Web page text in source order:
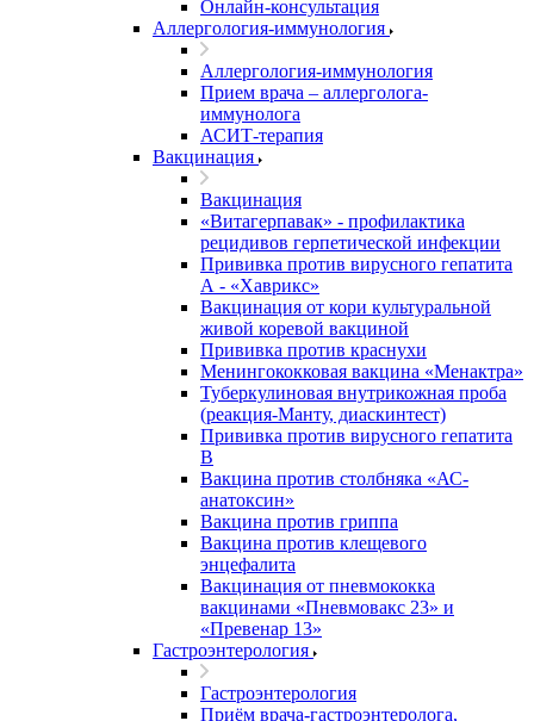
Онлайн-консультация
Аллергология-иммунология
Аллергология-иммунология
Прием врача – аллерголога-
иммунолога
АСИТ-терапия
Вакцинация
Вакцинация
«Витагерпавак» - профилактика
рецидивов герпетической инфекции
Прививка против вирусного гепатита
А - «Хаврикс»
Вакцинация от кори культуральной
живой коревой вакциной
Прививка против краснухи
Менингококковая вакцина «Менактра»
Туберкулиновая внутрикожная проба
(реакция-Манту, диаскинтест)
Прививка против вирусного гепатита
В
Вакцина против столбняка «АС-
анатоксин»
Вакцина против гриппа
Вакцина против клещевого
энцефалита
Вакцинация от пневмококка
вакцинами «Пневмовакс 23» и
«Превенар 13»
Гастроэнтерология
Гастроэнтерология
Приём врача-гастроэнтеролога,